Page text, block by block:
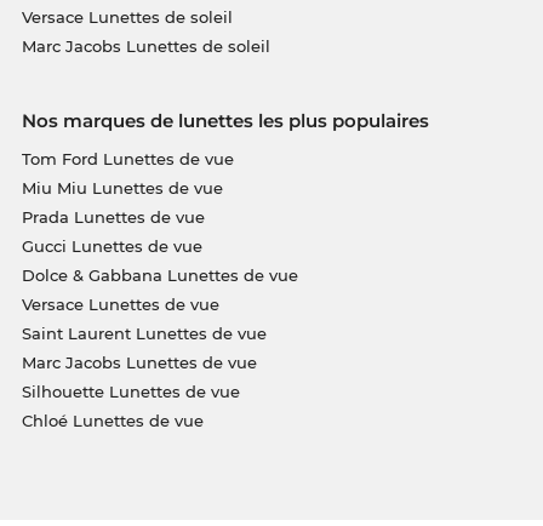
Versace Lunettes de soleil
Marc Jacobs Lunettes de soleil
Nos marques de lunettes les plus populaires
Tom Ford Lunettes de vue
Miu Miu Lunettes de vue
Prada Lunettes de vue
Gucci Lunettes de vue
Dolce & Gabbana Lunettes de vue
Versace Lunettes de vue
Saint Laurent Lunettes de vue
Marc Jacobs Lunettes de vue
Silhouette Lunettes de vue
Chloé Lunettes de vue